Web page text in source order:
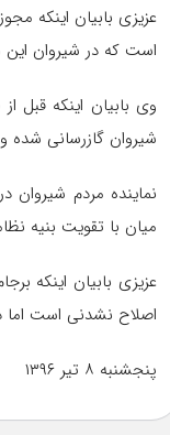
است که در شیروان این میزان را
شیروان گازرسانی شده
نماینده مردم
میان با تقویت بنیه
عزیزی بابیان اینکه
اصلاح نشدنی است اما
پنجشنبه ۸ تیر ۱۳۹۶